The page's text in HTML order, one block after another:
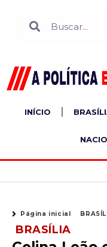
INÍCIO
Página inicial
BRASÍLIA